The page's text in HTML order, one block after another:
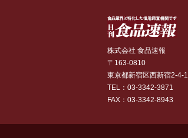
株式会社 食品速報
〒163-0810
東京都新宿区西新宿2-4-1
TEL：03-3342-3871
FAX：03-3342-8943